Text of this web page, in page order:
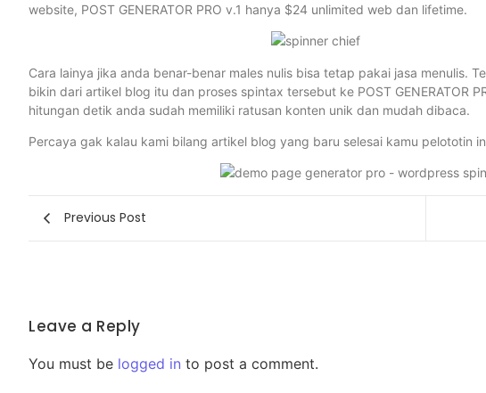
website, POST GENERATOR PRO v.1 hanya $24 unlimited web dan lifetime.
Cara lainya jika anda benar-benar males nulis bisa tetap pakai jasa menulis.
bikin dari artikel blog itu dan proses spintax tersebut ke POST GENERATOR
hitungan detik anda sudah memiliki ratusan konten unik dan mudah dibaca.
Percaya gak kalau kami bilang artikel blog yang baru selesai kamu pelototin
Previous Post
Leave a Reply
You must be logged in to post a comment.